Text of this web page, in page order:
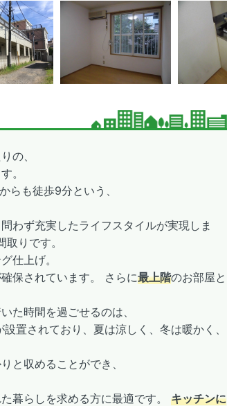
の、
。
らも徒歩9分という、
わず充実したライフスタイルが実現しま
りです。
仕上げ。
保されています。 さらに最上階のお部屋と
た時間を過ごせるのは、
設置されており、夏は涼しく、冬は暖かく、
と収めることができ、
暮らしを求める方に最適です。 キッチンに